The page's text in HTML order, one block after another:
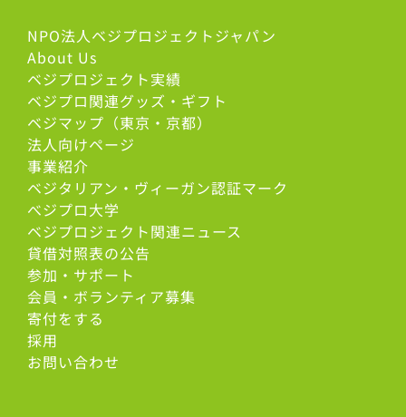
NPO法人ベジプロジェクトジャパン
About Us
ベジプロジェクト実績
ベジプロ関連グッズ・ギフト
ベジマップ（東京・京都）
法人向けページ
事業紹介
ベジタリアン・ヴィーガン認証マーク
べジプロ大学
ベジプロジェクト関連ニュース
貸借対照表の公告
参加・サポート
会員・ボランティア募集
寄付をする
採用
お問い合わせ